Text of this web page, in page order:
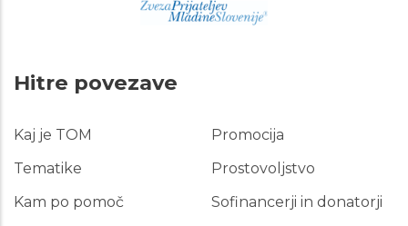
Hitre povezave
Hitre
povezave
Kaj je TOM
Tematike
Kam po pomoč
Promocija
Prostovoljstvo
Sofinancerji in donatorji